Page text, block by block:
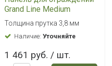
Grand Line Medium
1,03x2,5 цинк
Толщина прутка 3,8 мм
Наличие: Уточняйте
1 461 руб. / шт.